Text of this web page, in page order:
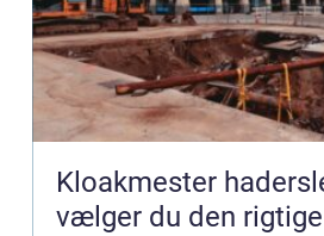
Kloakmester haderslev
vælger du den